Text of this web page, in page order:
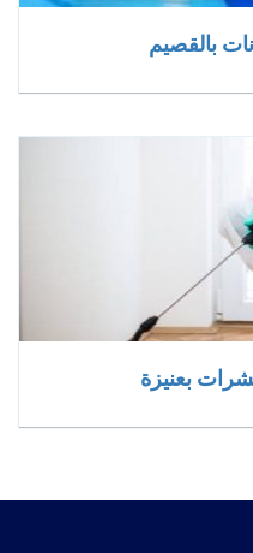
بالقصيم
بعنيزة